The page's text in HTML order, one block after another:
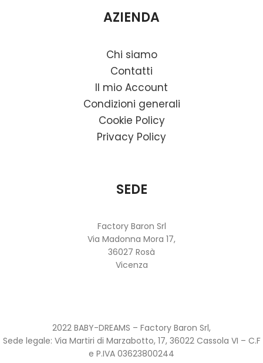
AZIENDA
Chi siamo
Contatti
Il mio Account
Condizioni generali
Cookie Policy
Privacy Policy
SEDE
Factory Baron Srl
Via Madonna Mora 17,
36027 Rosà
Vicenza
2022 BABY-DREAMS – Factory Baron Srl,
Sede legale: Via Martiri di Marzabotto, 17, 36022 Cassola VI – C.F
e P.IVA 03623800244